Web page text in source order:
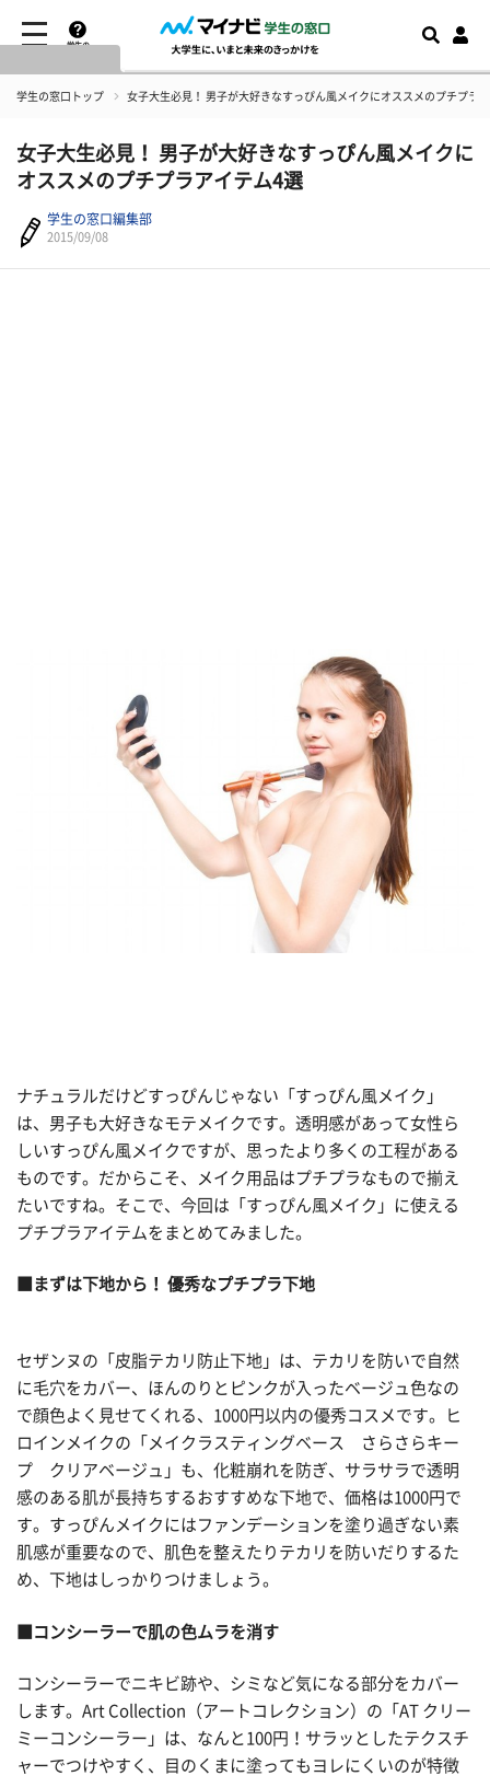
学生の
学生の窓口トップ 女子大生必見！ 男子が大好きなすっぴん風メイクにオススメのプチプラ
女子大生必見！ 男子が大好きなすっぴん風メイクに
オススメのプチプラアイテム4選
学生の窓口編集部
2015/09/08
ナチュラルだけどすっぴんじゃない「すっぴん風メイク」
は、男子も大好きなモテメイクです。透明感があって女性ら
しいすっぴん風メイクですが、思ったより多くの工程がある
ものです。だからこそ、メイク用品はプチプラなもので揃え
たいですね。そこで、今回は「すっぴん風メイク」に使える
プチプラアイテムをまとめてみました。
■まずは下地から！ 優秀なプチプラ下地
セザンヌの「皮脂テカリ防止下地」は、テカリを防いで自然
に毛穴をカバー、ほんのりとピンクが入ったベージュ色なの
で顔色よく見せてくれる、1000円以内の優秀コスメです。ヒ
ロインメイクの「メイクラスティングベース さらさらキー
プ クリアベージュ」も、化粧崩れを防ぎ、サラサラで透明
感のある肌が長持ちするおすすめな下地で、価格は1000円で
す。すっぴんメイクにはファンデーションを塗り過ぎない素
肌感が重要なので、肌色を整えたりテカリを防いだりするた
め、下地はしっかりつけましょう。
■コンシーラーで肌の色ムラを消す
コンシーラーでニキビ跡や、シミなど気になる部分をカバー
します。Art Collection（アートコレクション）の「AT クリー
ミーコンシーラー」は、なんと100円！サラッとしたテクスチ
ャーでつけやすく、目のくまに塗ってもヨレにくいのが特徴